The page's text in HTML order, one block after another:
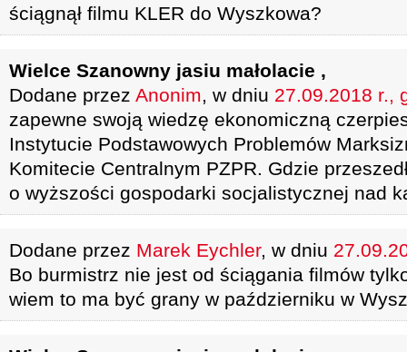
ściągnął filmu KLER do Wyszkowa?
Wielce Szanowny jasiu małolacie ,
Dodane przez Anonim, w dniu 27.09.2018 r.,
zapewne swoją wiedzę ekonomiczną
Instytucie Podstawowych Problemów
Komitecie Centralnym PZPR. Gdzie
o wyższości gospodarki socjalistycznej nad
Dodane przez Marek Eychler, w dniu
Bo burmistrz nie jest od ściągania filmów
wiem to ma być grany w październiku w